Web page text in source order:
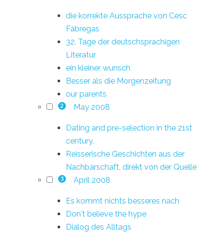
die korrekte Aussprache von Cesc
Fàbregas
32. Tage der deutschsprachigen
Literatur
ein kleiner wunsch
Besser als die Morgenzeitung
our parents
2 May 2008
Dating and pre-selection in the 21st
century.
Reisserische Geschichten aus der
Nachbarschaft, direkt von der Quelle
3 April 2008
Es kommt nichts besseres nach
Don't believe the hype
Dialog des Alltags